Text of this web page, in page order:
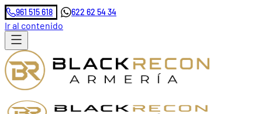
961 515 618 622 62 54 34
Ir al contenido